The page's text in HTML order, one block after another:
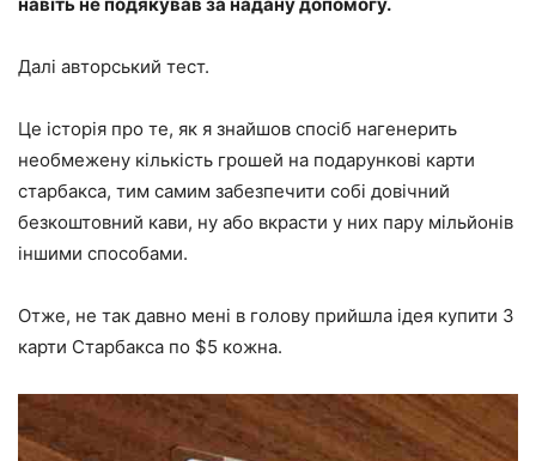
Далі авторський тест.
Це історія про те, як я знайшов спосіб нагенерить
необмежену кількість грошей на подарункові карти
старбакса, тим самим забезпечити собі довічний
безкоштовний кави, ну або вкрасти у них пару мільйонів
іншими способами.
Отже, не так давно мені в голову прийшла ідея купити 3
карти Старбакса по $5 кожна.